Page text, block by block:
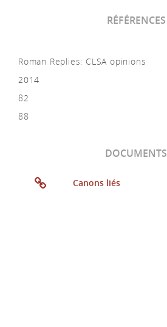
RÉFÉRENCES
Roman Replies: CLSA opinions
2014
82
88
DOCUMENTS
Canons liés